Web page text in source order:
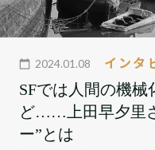
2024.01.08 インタ
SFでは人間の機
ど……上田早夕里
ー”とは